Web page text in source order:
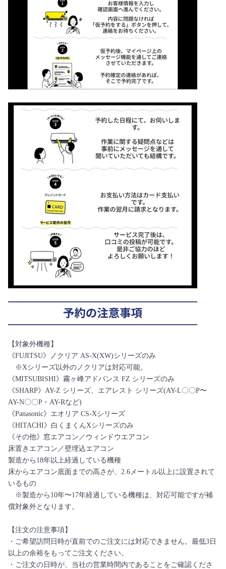
【対象外機種】
《FUJITSU》ノクリア AS-X(XW)シリーズのみ
※Xシリーズ以外のノクリアは対応可能。
《MITSUBISHI》霧ヶ峰アドバンス FZ シリーズのみ
《SHARP》AY-Z シリーズ、エアレスト シリーズ(AY-L〇〇P〜
AY-N〇〇P・AY-Rなど)
《Panasonic》エオリア CS-Xシリーズ
《HITACHI》白くまくんXシリーズのみ
《その他》窓エアコン／ウィンドウエアコン
床置きエアコン／壁埋込エアコン
製造から18年以上経過している機種
床からエアコン底面までの高さが、2.6メートル以上に設置されて
いるもの
※製造から10年〜17年経過している機種は、対応可能ですが補
償対象外となります。
【注文の注意事項】
・ご希望訪問日時が直前でのご注文には対応できません。最低3日
以上の余裕をもってご注文ください。
・ご注文の日時が、当社の営業時間内であることをご確認くださ